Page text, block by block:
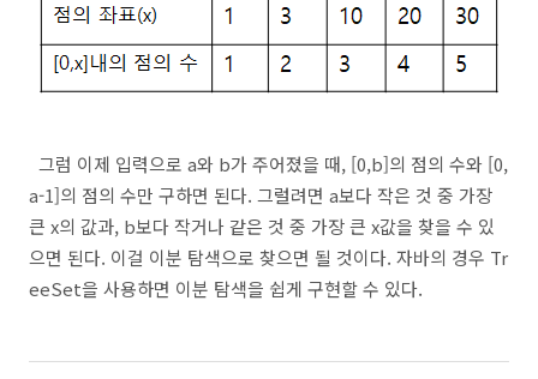
그럼 이제 입력으로 a와 b가 주어졌을 때, [0,b]의 점의 수와 [0,
a-1]의 점의 수만 구하면 된다. 그럴려면 a보다 작은 것 중 가장
큰 x의 값과, b보다 작거나 같은 것 중 가장 큰 x값을 찾을 수 있
으면 된다. 이걸 이분 탐색으로 찾으면 될 것이다. 자바의 경우 Tr
eeSet을 사용하면 이분 탐색을 쉽게 구현할 수 있다.